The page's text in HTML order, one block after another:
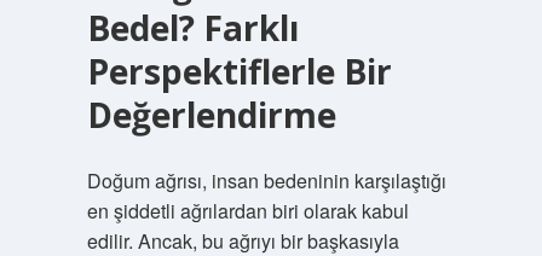
Bedel? Farklı
Perspektiflerle Bir
Değerlendirme
Doğum ağrısı, insan bedeninin karşılaştığı
en şiddetli ağrılardan biri olarak kabul
edilir. Ancak, bu ağrıyı bir başkasıyla